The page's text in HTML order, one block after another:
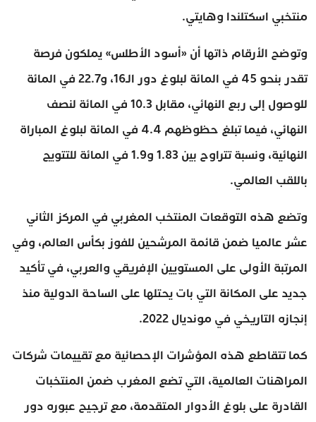
منتخبي اسكتلندا وهايتي.
وتوضح الأرقام ذاتها أن «أسود الأطلس» يملكون فرصة
تقدر بنحو 45 في المائة لبلوغ دور الـ16، و22.7 في المائة
للوصول إلى ربع النهائي، مقابل 10.3 في المائة لنصف
النهائي، فيما تبلغ حظوظهم 4.4 في المائة لبلوغ المباراة
النهائية، ونسبة تتراوح بين 1.83 و1.9 في المائة للتتويج
باللقب العالمي.
وتضع هذه التوقعات المنتخب المغربي في المركز الثاني
عشر عالميا ضمن قائمة المرشحين للفوز بكأس العالم، وفي
المرتبة الأولى على المستويين الإفريقي والعربي، في تأكيد
جديد على المكانة التي بات يحتلها على الساحة الدولية منذ
إنجازه التاريخي في مونديال 2022.
كما تتقاطع هذه المؤشرات الإحصائية مع تقييمات شركات
المراهنات العالمية، التي تضع المغرب ضمن المنتخبات
القادرة على بلوغ الأدوار المتقدمة، مع ترجيح عبوره دور